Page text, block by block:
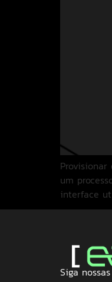
um
interface
Siga